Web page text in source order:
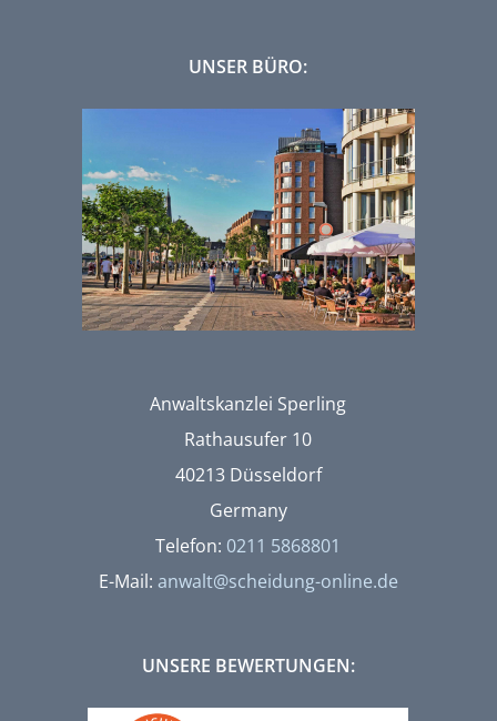
UNSER BÜRO:
Anwaltskanzlei Sperling
Rathausufer 10
40213 Düsseldorf
Germany
Telefon: 0211 5868801
E-Mail: anwalt@scheidung-online.de
UNSERE BEWERTUNGEN: